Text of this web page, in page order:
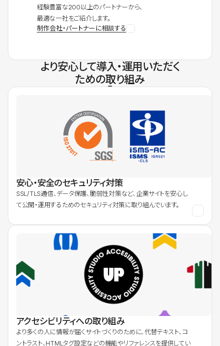
経験豊富な200以上のパートナーから、
最適な一社をご紹介します。
制作会社・パートナーに相談する
より安心して導入・運用いただく
ための取り組み
安心・安全のセキュリティ対策
SSL/TLS通信、データ保護、脆弱性対策など、企業サイトを安心し
て公開・運用するためのセキュリティ対策に取り組んでいます。
アクセシビリティへの取り組み
より多くの人に情報が届くサイトづくりのために、代替テキスト、コ
ントラスト、HTMLタグ設定などの機能やリファレンスを提供してい